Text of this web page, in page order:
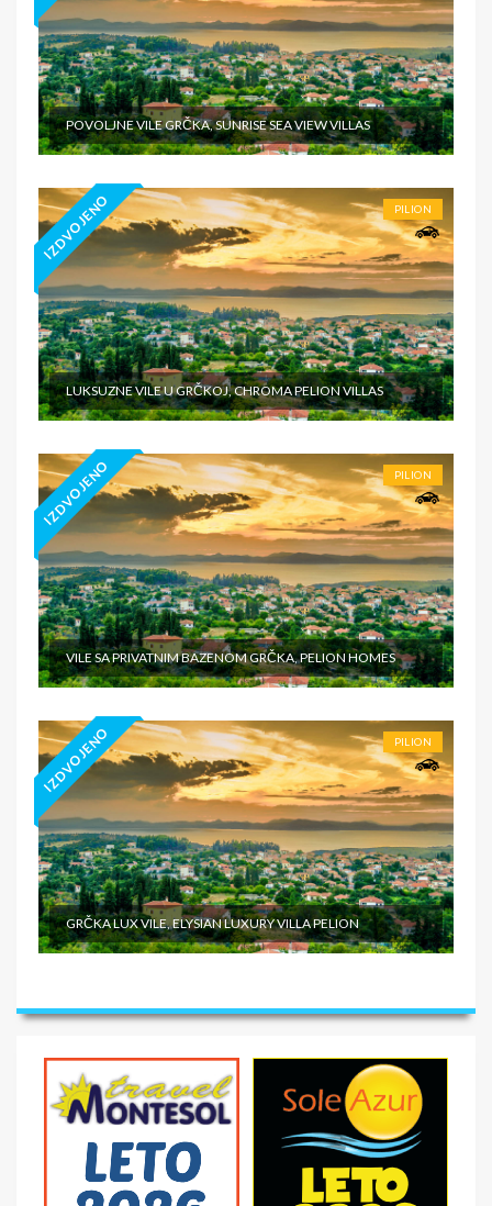
POVOLJNE VILE GRČKA, SUNRISE SEA VIEW VILLAS
IZDVOJENO PILION
LUKSUZNE VILE U GRČKOJ, CHROMA PELION VILLAS
IZDVOJENO PILION
VILE SA PRIVATNIM BAZENOM GRČKA, PELION HOMES
IZDVOJENO PILION
GRČKA LUX VILE, ELYSIAN LUXURY VILLA PELION